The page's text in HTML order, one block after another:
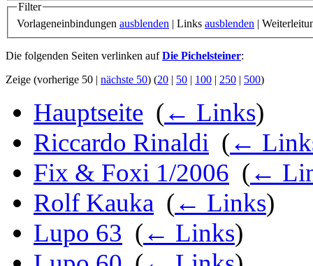
Filter
Vorlageneinbindungen ausblenden | Links ausblenden |
Die folgenden Seiten verlinken aufDie Pichelsteiner:
Zeige (vorherige 50 | nächste 50) (20 | 50 | 100 | 250 | 500)
Hauptseite (← Links)
Riccardo Rinaldi (←
Fix & Foxi 1/2006 (←
Rolf Kauka (← Links)
Lupo 63 (← Links)